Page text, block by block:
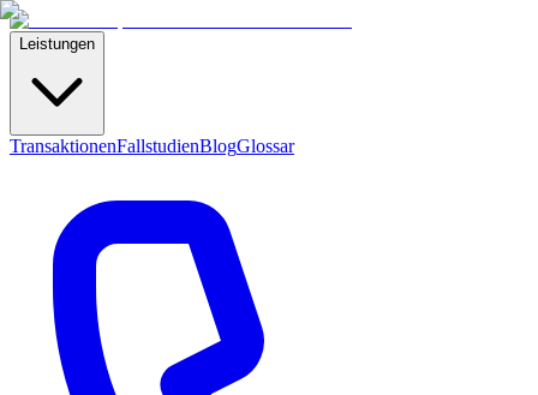
Leistungen
TransaktionenFallstudienBlogGlossar